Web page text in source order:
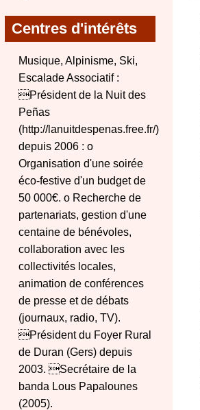
Centres d'intérêts
Musique, Alpinisme, Ski,
Escalade Associatif :
Président de la Nuit des
Peñas
(http://lanuitdespenas.free.fr/)
depuis 2006 : o
Organisation d'une soirée
éco-festive d'un budget de
50 000€. o Recherche de
partenariats, gestion d'une
centaine de bénévoles,
collaboration avec les
collectivités locales,
animation de conférences
de presse et de débats
(journaux, radio, TV).
Président du Foyer Rural
de Duran (Gers) depuis
2003. Secrétaire de la
banda Lous Papalounes
(2005).